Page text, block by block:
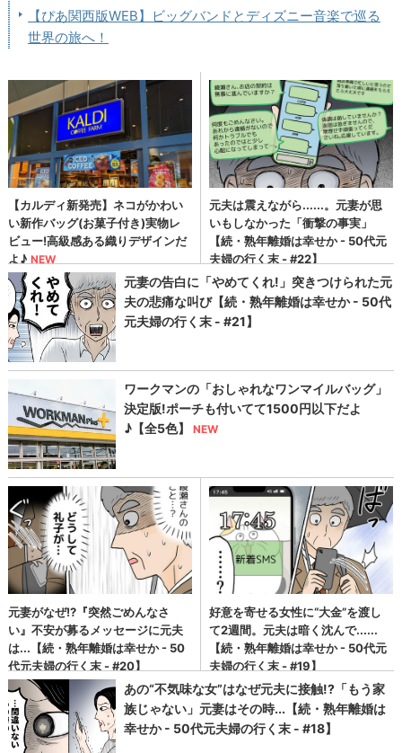
【ぴあ関西版WEB】ビッグバンドとディズニー音楽で巡る
世界の旅へ！